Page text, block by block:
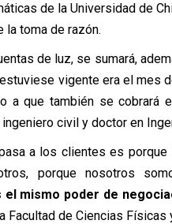
de la Universidad de
la toma de razón.
de luz, se sumará,
vigente era el mes
a que también se cobrará
ingeniero civil y doctor en
a los clientes es
porque nosotros
el mismo poder de
Facultad de Ciencias Físicas